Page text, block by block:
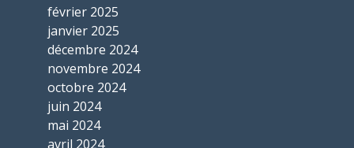
février 2025
janvier 2025
décembre 2024
novembre 2024
octobre 2024
juin 2024
mai 2024
avril 2024